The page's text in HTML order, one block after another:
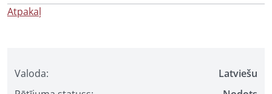
Valoda:
Latviešu
Atpakaļ